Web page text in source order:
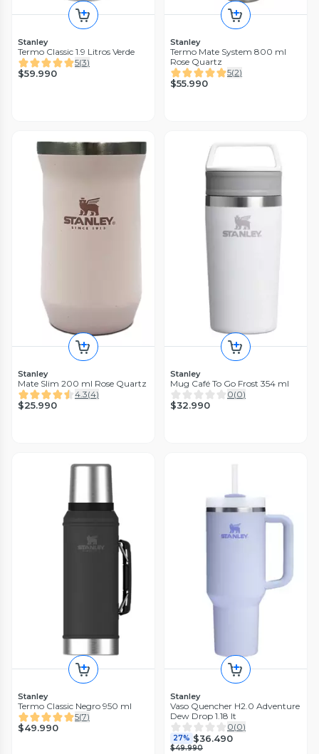
Stanley
Termo Classic 1.9 Litros Verde
5(3)
$59.990
Stanley
Termo Mate System 800 ml
Rose Quartz
5(2)
$55.990
Stanley
Mate Slim 200 ml Rose Quartz
4.3(4)
$25.990
Stanley
Mug Café To Go Frost 354 ml
0(0)
$32.990
Stanley
Termo Classic Negro 950 ml
5(7)
$49.990
Stanley
Vaso Quencher H2.0 Adventure
Dew Drop 1.18 lt
0(0)
27% $36.490
$49.990